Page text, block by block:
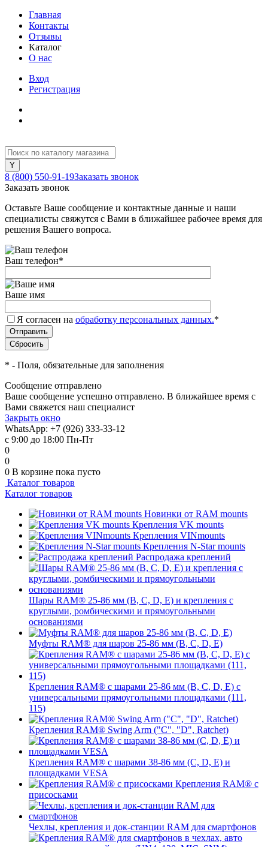
Главная
Контакты
Отзывы
Каталог
О нас
Вход
Регистрация
8 (800) 550-91-19Заказать звонок
Заказать звонок
Оставьте Ваше сообщение и контактные данные и наши
специалисты свяжутся с Вами в ближайшее рабочее время для
решения Вашего вопроса.
Ваш телефон*
Ваше имя
Я согласен на обработку персональных данных.*
* - Поля, обязательные для заполнения
Сообщение отправлено
Ваше сообщение успешно отправлено. В ближайшее время с
Вами свяжется наш специалист
Закрыть окно
WhatsApp: +7 (926) 333-33-12
с 9:00 до 18:00 Пн-Пт
0
0
0 В корзине пока пусто
Каталог товаров
Каталог товаров
Новинки от RAM mounts
Крепления VK mounts
Крепления VINmounts
Крепления N-Star mounts
Распродажа креплений
Шары RAM® 25-86 мм (B, C, D, E) и крепления с
круглыми, ромбическими и прямоугольными
основаниями
Муфты RAM® для шаров 25-86 мм (B, C, D, E)
Крепления RAM® с шарами 25-86 мм (B, C, D, E) с
универсальными прямоугольными площадками (111,
115)
Крепления RAM® Swing Arm ("C", "D", Ratchet)
Крепления RAM® с шарами 38-86 мм (C, D, E) и
площадками VESA
Крепления RAM® с
присосками
Чехлы, крепления и док-станции RAM для смартфонов